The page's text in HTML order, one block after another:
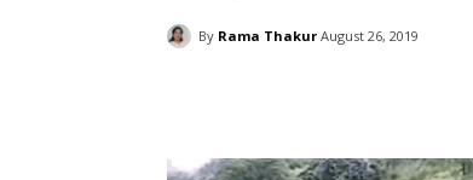
By Rama Thakur August 26, 2019